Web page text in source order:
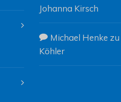
Johanna Kirsch
Michael Henke zu
Köhler